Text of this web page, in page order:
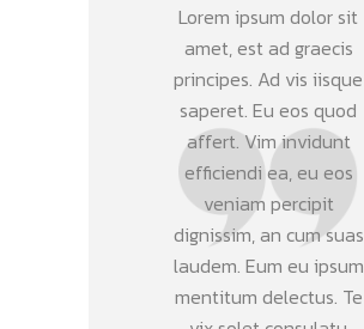
Lorem ipsum dolor sit
amet, est ad graecis
principes. Ad vis iisque
saperet. Eu eos quod
affert. Vim invidunt
efficiendi ea, eu eos
veniam percipit
dignissim, an cum suas
laudem. Eum eu ipsum
mentitum delectus. Te